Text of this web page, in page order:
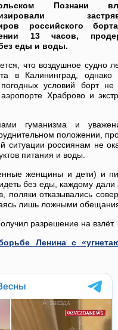
Познани
российского
13 часов,
еды и воды.
что воздушное судно
в Калининград, однако
условий борт не
Храброво и
гуманизма и
положении,
ситуации россиянам не
питания и воды.
женщины и дети) и
без еды, каждому
поляки отказывались
лишь ложными
разрешение на взлёт.
Ленина с